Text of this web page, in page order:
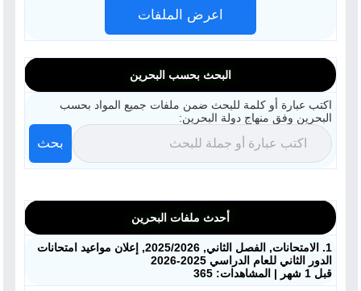
اعرض الملفات
البحث بحسب البحرين
اكتب عبارة أو كلمة للبحث ضمن ملفات جميع المواد بحسب
البحرين وفق منهاج دولة البحرين:
بحث
أحدث ملفات البحرين
1. الامتحانات, الفصل الثاني, 2025/2026, إعلان مواعيد امتحانات
الدور الثاني للعام الدراسي 2025-2026
قبل 1 شهر | المشاهدات: 365